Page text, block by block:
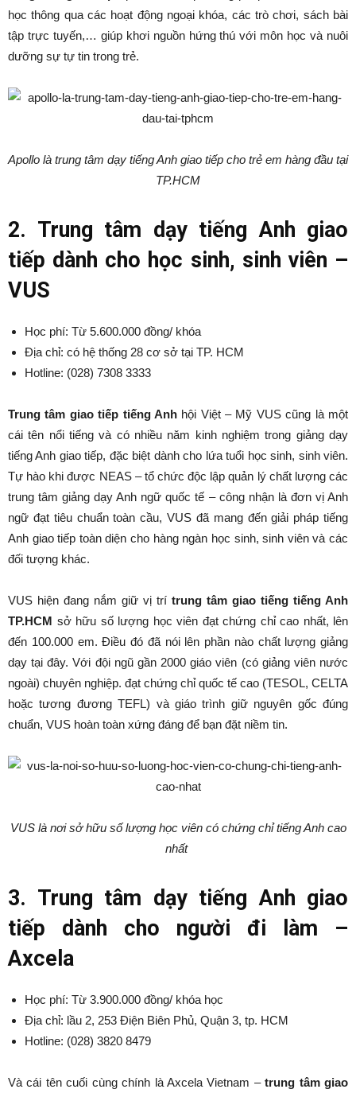
học thông qua các hoạt động ngoại khóa, các trò chơi, sách bài
tập trực tuyến,… giúp khơi nguồn hứng thú với môn học và nuôi
dưỡng sự tự tin trong trẻ.
Apollo là trung tâm dạy tiếng Anh giao tiếp cho trẻ em hàng đầu tại
TP.HCM
2. Trung tâm dạy tiếng Anh giao
tiếp dành cho học sinh, sinh viên –
VUS
Học phí: Từ 5.600.000 đồng/ khóa
Địa chỉ: có hệ thống 28 cơ sở tại TP. HCM
Hotline: (028) 7308 3333
Trung tâm giao tiếp tiếng Anhhội Việt – Mỹ VUS cũng là một
cái tên nổi tiếng và có nhiều năm kinh nghiệm trong giảng dạy
tiếng Anh giao tiếp, đặc biệt dành cho lứa tuổi học sinh, sinh viên.
Tự hào khi được NEAS – tổ chức độc lập quản lý chất lượng các
trung tâm giảng dạy Anh ngữ quốc tế – công nhận là đơn vị Anh
ngữ đạt tiêu chuẩn toàn cầu, VUS đã mang đến giải pháp tiếng
Anh giao tiếp toàn diện cho hàng ngàn học sinh, sinh viên và các
đối tượng khác.
VUS hiện đang nắm giữ vị trí trung tâm giao tiếng tiếng Anh
TP.HCM sở hữu số lượng học viên đạt chứng chỉ cao nhất, lên
đến 100.000 em. Điều đó đã nói lên phần nào chất lượng giảng
dạy tại đây. Với đội ngũ gần 2000 giáo viên (có giảng viên nước
ngoài) chuyên nghiệp. đạt chứng chỉ quốc tế cao (TESOL, CELTA
hoặc tương đương TEFL) và giáo trình giữ nguyên gốc đúng
chuẩn, VUS hoàn toàn xứng đáng để bạn đặt niềm tin.
VUS là nơi sở hữu số lượng học viên có chứng chỉ tiếng Anh cao
nhất
3. Trung tâm dạy tiếng Anh giao
tiếp dành cho người đi làm –
Axcela
Học phí: Từ 3.900.000 đồng/ khóa học
Địa chỉ: lầu 2, 253 Điện Biên Phủ, Quận 3, tp. HCM
Hotline: (028) 3820 8479
Và cái tên cuối cùng chính là Axcela Vietnam –trung tâm giao